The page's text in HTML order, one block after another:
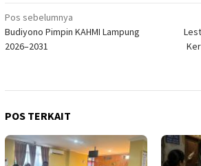
Navigasi
pos
Pos sebelumnya
Budiyono Pimpin KAHMI Lampung
2026–2031
POS TERKAIT